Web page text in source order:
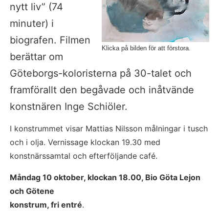
Klicka på bilden för att förstora.
nytt liv” (74
minuter) i
biografen. Filmen
berättar om
Göteborgs-koloristerna på 30-talet och
framförallt den begåvade och inåtvände
konstnären Inge Schiöler.
I konstrummet visar Mattias Nilsson målningar i tusch
och i olja. Vernissage klockan 19.30 med
konstnärssamtal och efterföljande café.
Måndag 10 oktober, klockan 18.00, Bio Göta Lejon
och Götene
konstrum, fri entré.